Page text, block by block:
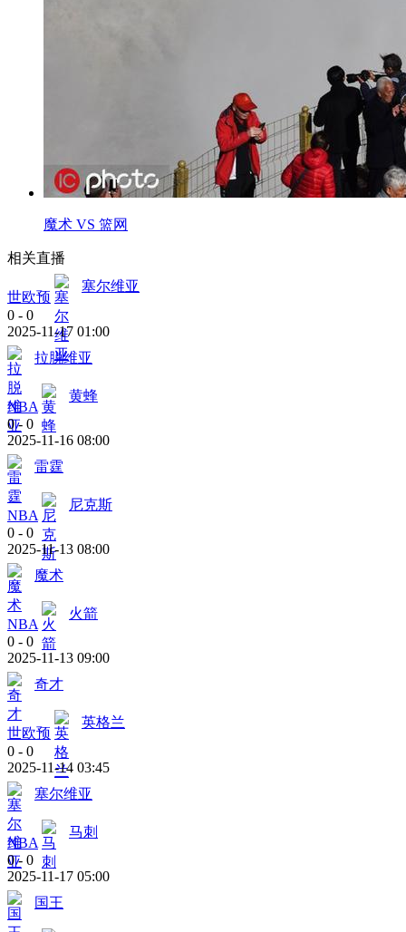
魔术 VS 篮网
相关直播
世欧预
塞尔维亚
0 - 0
2025-11-17 01:00
拉脱维亚
NBA
黄蜂
0 - 0
2025-11-16 08:00
雷霆
NBA
尼克斯
0 - 0
2025-11-13 08:00
魔术
NBA
火箭
0 - 0
2025-11-13 09:00
奇才
世欧预
英格兰
0 - 0
2025-11-14 03:45
塞尔维亚
NBA
马刺
0 - 0
2025-11-17 05:00
国王